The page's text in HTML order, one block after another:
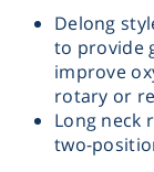
Delong
to provide
improve
rotary or
Long neck
two-